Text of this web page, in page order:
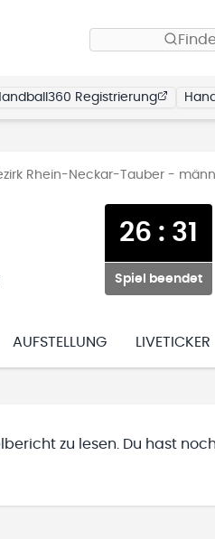
Registrierung
Rhein-Neckar-Tauber -
26 : 31
Spiel beendet
AUFSTELLUNG LIVETICKER
zu lesen. Du hast